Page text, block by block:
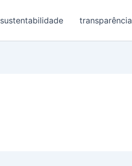
sustentabilidade transparência